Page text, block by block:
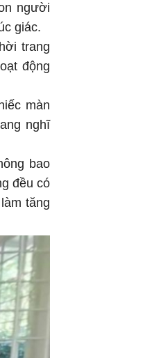
người
giác.
trang
động
màn
nghĩ
bao
đều có
tăng